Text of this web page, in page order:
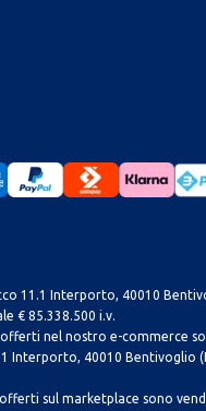
11.1 Interporto, 40010
€ 85.338.500 i.v.
nel nostro e-commerce
Interporto, 40010 Bentivoglio
sul marketplace sono